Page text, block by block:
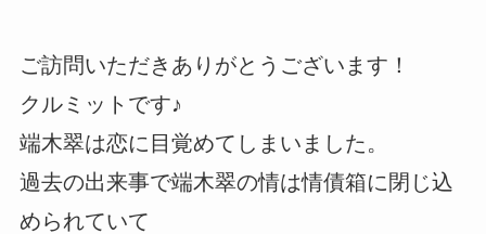
ご訪問いただきありがとうございます！
クルミットです♪
端木翠は恋に目覚めてしまいました。
過去の出来事で端木翠の情は情債箱に閉じ込
められていて